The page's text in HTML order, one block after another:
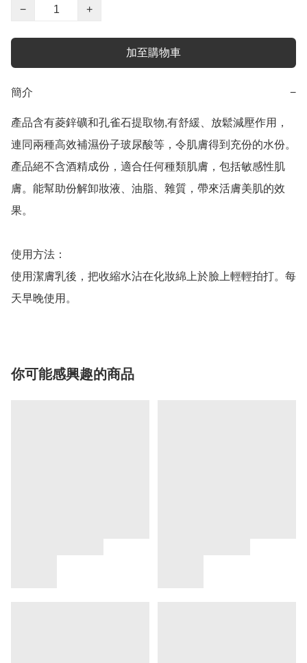
−
+
加至購物車
簡介 −
產品含有菱鋅礦和孔雀石提取物,有舒緩、放鬆減壓作用，
連同兩種高效補濕份子玻尿酸等，令肌膚得到充份的水份。
產品絕不含酒精成份，適合任何種類肌膚，包括敏感性肌
膚。能幫助份解卸妝液、油脂、雜質，帶來活膚美肌的效
果。
使用方法：
使用潔膚乳後，把收縮水沾在化妝綿上於臉上輕輕拍打。每
天早晚使用。
你可能感興趣的商品